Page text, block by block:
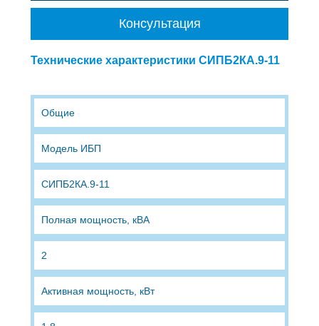
Консультация
Технические характеристики СИПБ2КА.9-11
Общие
Модель ИБП
СИПБ2КА.9-11
Полная мощность, кВА
2
Активная мощность, кВт